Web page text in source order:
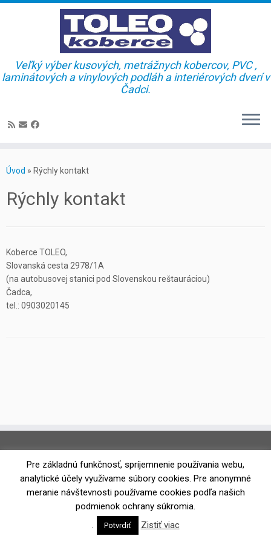
to
Veľký výber kusových, metrážnych kobercov, PVC ,
laminátových a vinylových podláh a interiérových dverí v
Čadci.
Úvod » Rýchly kontakt
Rýchly kontakt
Koberce TOLEO,
Slovanská cesta 2978/1A
(na autobusovej stanici pod Slovenskou reštauráciou)
Čadca,
tel.: 0903020145
© 2026 Powered by
Designed with the
Customizr theme
Pre základnú funkčnosť, spríjemnenie používania webu,
analytické účely využívame súbory cookies. Pre anonymné
meranie návštevnosti používame cookies podľa našich
podmienok ochrany súkromia.
.
Potvrdiť Zistiť viac